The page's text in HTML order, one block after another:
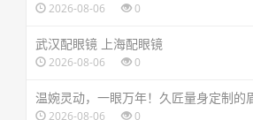
2026-08-06 0
武汉配眼镜 上海配眼镜
2026-08-06 0
温婉灵动，一眼万年！久匠量身定制的
2026-08-06 0